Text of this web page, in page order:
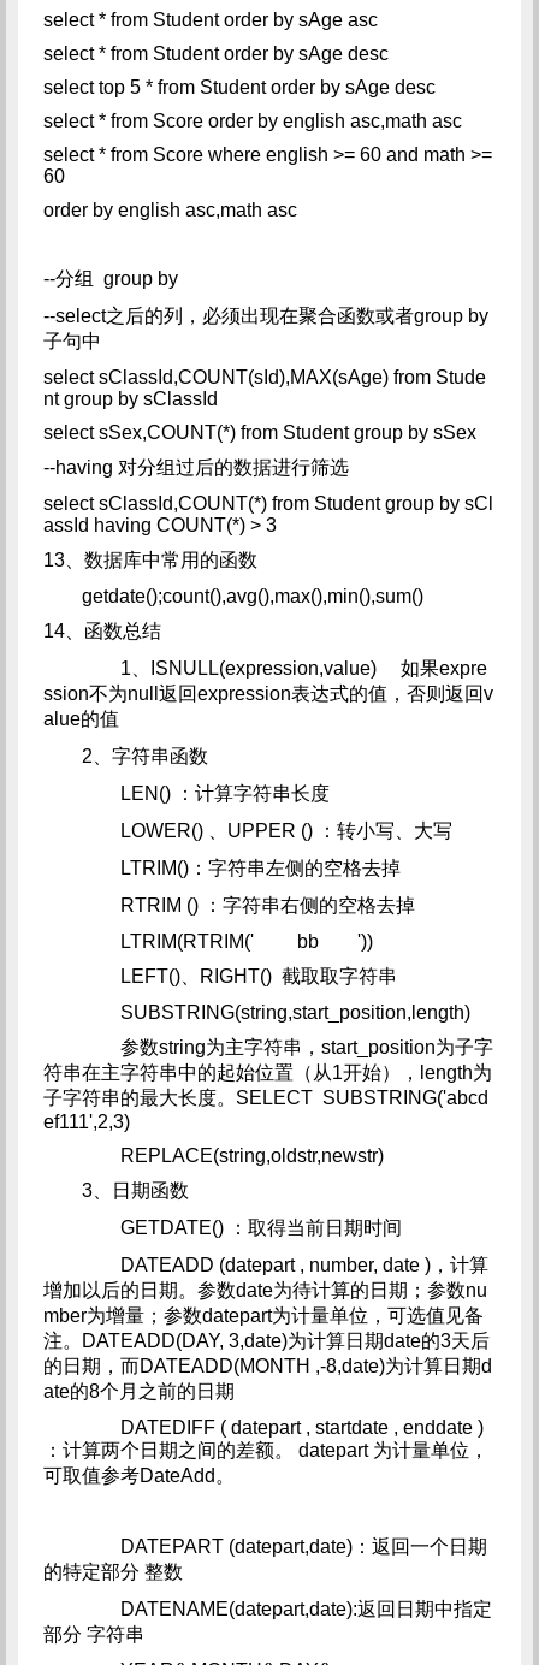
select * from Student order by sAge asc
select * from Student order by sAge desc
select top 5 * from Student order by sAge desc
select * from Score order by english asc,math asc
select * from Score where english >= 60 and math >=
60
order by english asc,math asc
--分组 group by
--select之后的列，必须出现在聚合函数或者group by
子句中
select sClassId,COUNT(sId),MAX(sAge) from Stude
nt group by sClassId
select sSex,COUNT(*) from Student group by sSex
--having 对分组过后的数据进行筛选
select sClassId,COUNT(*) from Student group by sCl
assId having COUNT(*) > 3
13、数据库中常用的函数
getdate();count(),avg(),max(),min(),sum()
14、函数总结
1、ISNULL(expression,value) 如果expre
ssion不为null返回expression表达式的值，否则返回v
alue的值
2、字符串函数
LEN() ：计算字符串长度
LOWER() 、UPPER () ：转小写、大写
LTRIM()：字符串左侧的空格去掉
RTRIM () ：字符串右侧的空格去掉
LTRIM(RTRIM(' bb '))
LEFT()、RIGHT() 截取取字符串
SUBSTRING(string,start_position,length)
参数string为主字符串，start_position为子字
符串在主字符串中的起始位置（从1开始），length为
子字符串的最大长度。SELECT SUBSTRING('abcd
ef111',2,3)
REPLACE(string,oldstr,newstr)
3、日期函数
GETDATE() ：取得当前日期时间
DATEADD (datepart , number, date )，计算
增加以后的日期。参数date为待计算的日期；参数nu
mber为增量；参数datepart为计量单位，可选值见备
注。DATEADD(DAY, 3,date)为计算日期date的3天后
的日期，而DATEADD(MONTH ,-8,date)为计算日期d
ate的8个月之前的日期
DATEDIFF ( datepart , startdate , enddate )
：计算两个日期之间的差额。 datepart 为计量单位，
可取值参考DateAdd。
DATEPART (datepart,date)：返回一个日期
的特定部分 整数
DATENAME(datepart,date):返回日期中指定
部分 字符串